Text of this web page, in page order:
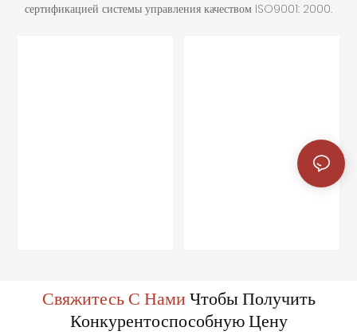
сертификацией системы управления качеством ISO9001: 2000.
Свяжитесь С НамиЧтобы Получить
Конкурентоспособную Цену